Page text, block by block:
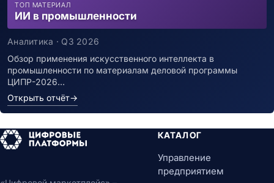
ТОП МАТЕРИАЛ
ИИ в промышленности
Аналитика · Q3 2026
Обзор применения искусственного интеллекта в
промышленности по материалам деловой программы
ЦИПР-2026…
Открыть отчёт→
КАТАЛОГ
Управление
предприятием